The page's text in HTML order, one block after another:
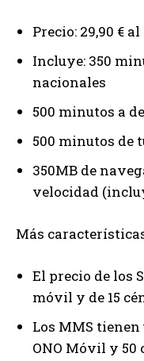
Precio: 29,90 €
Incluye: 350
nacionales
500 minutos a
500 minutos de
350MB de
velocidad
Más
El precio de los
móvil y de 15
Los MMS
ONO Móvil y 50